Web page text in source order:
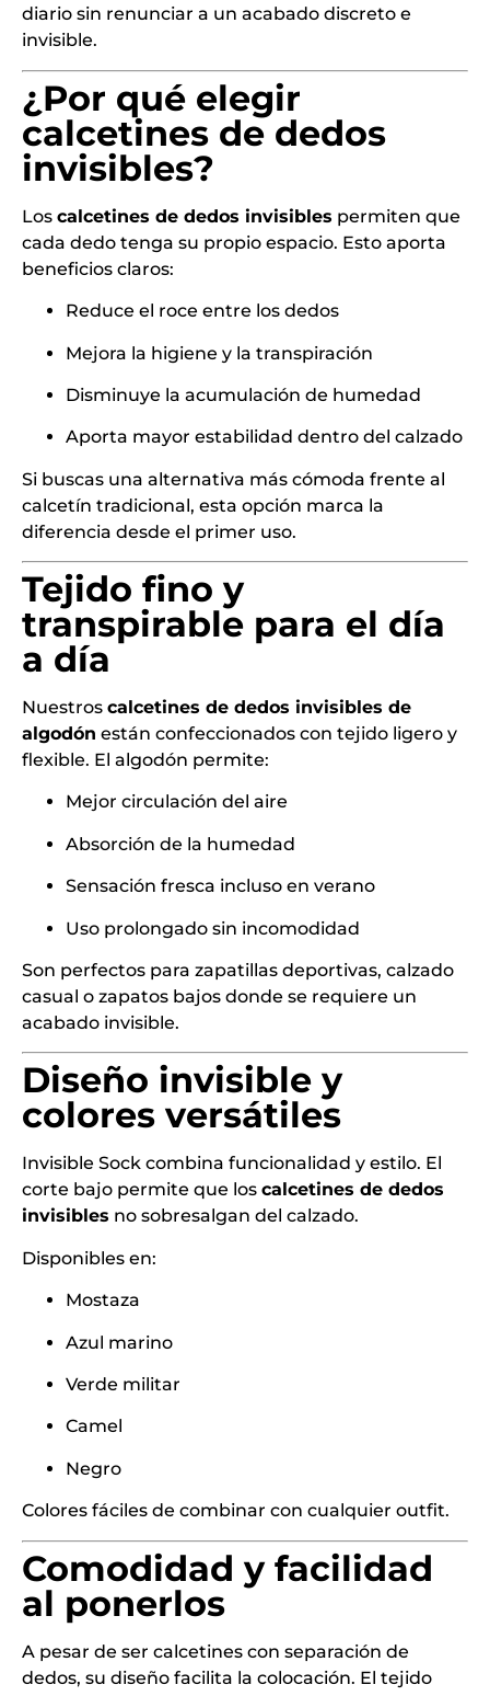
diario sin renunciar a un acabado discreto e
invisible.
¿Por qué elegir
calcetines de dedos
invisibles?
Los calcetines de dedos invisibles permiten que
cada dedo tenga su propio espacio. Esto aporta
beneficios claros:
Reduce el roce entre los dedos
Mejora la higiene y la transpiración
Disminuye la acumulación de humedad
Aporta mayor estabilidad dentro del calzado
Si buscas una alternativa más cómoda frente al
calcetín tradicional, esta opción marca la
diferencia desde el primer uso.
Tejido fino y
transpirable para el día
a día
Nuestros calcetines de dedos invisibles de
algodón están confeccionados con tejido ligero y
flexible. El algodón permite:
Mejor circulación del aire
Absorción de la humedad
Sensación fresca incluso en verano
Uso prolongado sin incomodidad
Son perfectos para zapatillas deportivas, calzado
casual o zapatos bajos donde se requiere un
acabado invisible.
Diseño invisible y
colores versátiles
Invisible Sock combina funcionalidad y estilo. El
corte bajo permite que los calcetines de dedos
invisibles no sobresalgan del calzado.
Disponibles en:
Mostaza
Azul marino
Verde militar
Camel
Negro
Colores fáciles de combinar con cualquier outfit.
Comodidad y facilidad
al ponerlos
A pesar de ser calcetines con separación de
dedos, su diseño facilita la colocación. El tejido